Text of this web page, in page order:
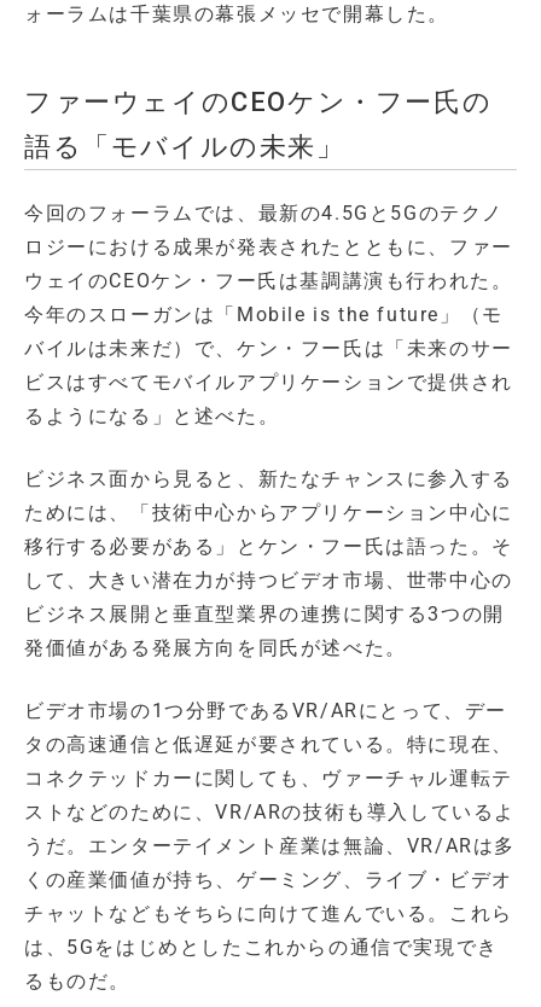
ォーラムは千葉県の幕張メッセで開幕した。
ファーウェイのCEOケン・フー氏の
語る「モバイルの未来」
今回のフォーラムでは、最新の4.5Gと5Gのテクノ
ロジーにおける成果が発表されたとともに、ファー
ウェイのCEOケン・フー氏は基調講演も行われた。
今年のスローガンは「Mobile is the future」（モ
バイルは未来だ）で、ケン・フー氏は「未来のサー
ビスはすべてモバイルアプリケーションで提供され
るようになる」と述べた。
ビジネス面から見ると、新たなチャンスに参入する
ためには、「技術中心からアプリケーション中心に
移行する必要がある」とケン・フー氏は語った。そ
して、大きい潜在力が持つビデオ市場、世帯中心の
ビジネス展開と垂直型業界の連携に関する3つの開
発価値がある発展方向を同氏が述べた。
ビデオ市場の1つ分野であるVR/ARにとって、デー
タの高速通信と低遅延が要されている。特に現在、
コネクテッドカーに関しても、ヴァーチャル運転テ
ストなどのために、VR/ARの技術も導入しているよ
うだ。エンターテイメント産業は無論、VR/ARは多
くの産業価値が持ち、ゲーミング、ライブ・ビデオ
チャットなどもそちらに向けて進んでいる。これら
は、5Gをはじめとしたこれからの通信で実現でき
るものだ。